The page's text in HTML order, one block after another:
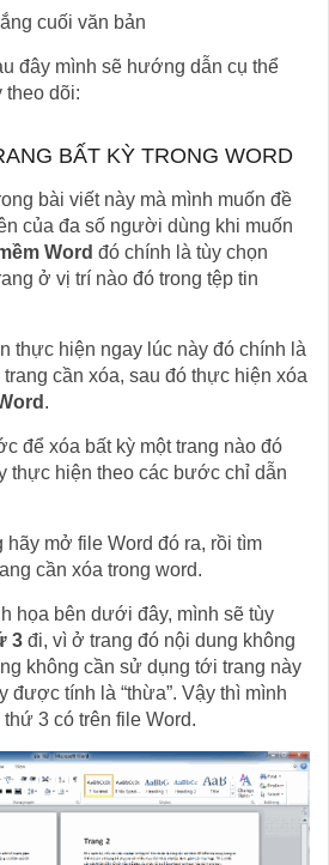
cuối văn bản
đây mình sẽ hướng dẫn cụ thể
theo dõi:
BẤT KỲ TRONG WORD
bài viết này mà mình muốn đề
của đa số người dùng khi muốn
Word đó chính là tùy chọn
ở vị trí nào đó trong tệp tin
thực hiện ngay lúc này đó chính là
cần xóa, sau đó thực hiện xóa
.
để xóa bất kỳ một trang nào đó
thực hiện theo các bước chỉ dẫn
hãy mở file Word đó ra, rồi tìm
cần xóa trong word.
họa bên dưới đây, mình sẽ tùy
3 đi, vì ở trang đó nội dung không
không cần sử dụng tới trang này
được tính là “thừa”. Vậy thì mình
3 có trên file Word.